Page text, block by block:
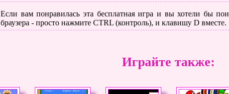
Если вам понравилась эта бесплатная игра и вы хотели бы
браузера - просто нажмите CTRL (контроль), и клавишу D вместе.
Играйте также: